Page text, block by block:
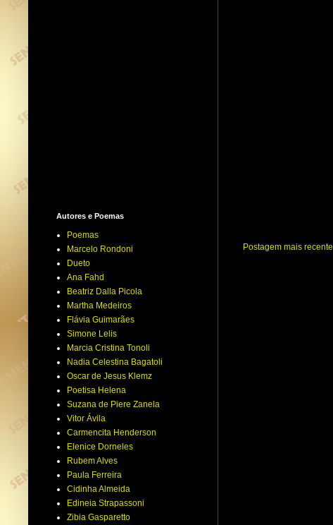
Postagem mais recente
Autores e Poemas
Poemas
Marcelo Rondoni
Dueto
Ana Fahd
Beatriz Dalla Picola
Martha Medeiros
Flávia Guimarães
Simone Lelis
Marcia Cristina Tonoli
Nadia Celestina Bagatoli
Oscar de Jesus Klemz
Poetisa Helena
Suzana de Piere Zanela
Vitor Ávila
Carmencita Henderson
Elenice Dorneles
Rubem Alves
Paula Ferreira
Cidinha Almeida
Edineia Strapassoni
Zibia Gasparetto